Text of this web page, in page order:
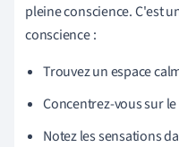
pleine conscience. C'est
conscience :
Trouvez un espace
Concentrez-vous sur
Notez les sensations